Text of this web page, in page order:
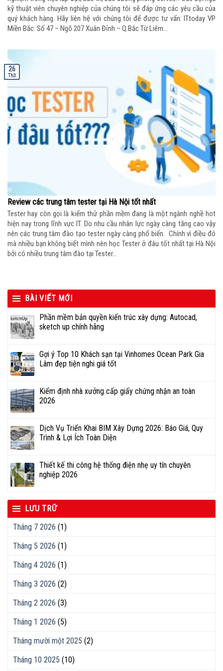
kỹ thuật viên chuyên nghiệp của chúng tôi sẽ đáp ứng các yêu cầu của
quý khách hàng. Hãy liên hệ với chúng tôi để được tư vấn: ITtoday VP
Miền Bắc: Số 47 – Ngõ 207 Xuân Đỉnh – Q.Bắc Từ Liêm...
Review các trung tâm tester tại Hà Nội tốt nhất
Tester hay còn gọi là kiểm thử phần mềm đang là một ngành nghề hot
hiện nay trong lĩnh vực IT. Do nhu cầu nhân lực ngày càng tăng cao vậy
nên các trung tâm đào tạo tester ngày càng phổ biến. Chính vì điều đó
mà nhiều bạn không biết mình nên học Tester ở đâu tốt nhất tại Hà Nội
bởi có nhiều trung tâm đào tại Tester...
26
Th3
BÀI VIẾT MỚI
Phần mềm bản quyền kiến trúc xây dựng: Autocad,
sketch up chính hãng
Gợi ý Top 10 Khách sạn tại Vinhomes Ocean Park Gia
Lâm đẹp tiện nghi giá tốt
Kiểm định nhà xưởng cấp giấy chứng nhận an toàn
2026
Dịch Vụ Triển Khai BIM Xây Dựng 2026: Báo Giá, Quy
Trình & Lợi Ích Toàn Diện
Thiết kế thi công hệ thống điện nhẹ uy tín chuyên
nghiệp 2026
LƯU TRỮ
Tháng 7 2026 (1)
Tháng 5 2026 (1)
Tháng 4 2026 (1)
Tháng 3 2026 (2)
Tháng 2 2026 (3)
Tháng 1 2026 (5)
Tháng mười một 2025 (2)
Tháng 10 2025 (10)